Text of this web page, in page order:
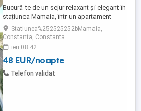
Bucură-te de un sejur relaxant și elegant în
stațiunea Mamaia, într-un apartament
spațios situat în complexul Miraj Sunset,
la doar câțiva pași de plajă. Apartamentul
are o suprafață de 60 mp și este compus
matrimonial, o bucătărie complet utilată și
o baie dotată ...
Statiunea%252525252bMamaia,
Constanta, Constanta
ieri 08:42
48 EUR/noapte
Telefon validat